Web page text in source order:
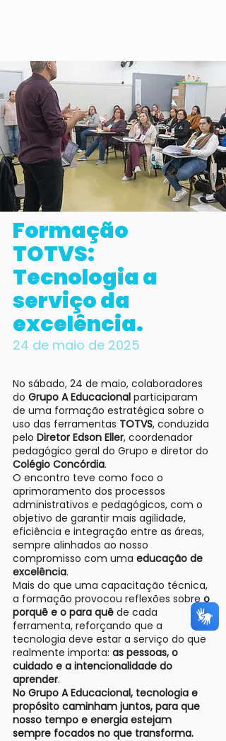
Formação
TOTVS:
Tecnologia a
serviço da
excelência.
24 de maio de 2025
No sábado, 24 de maio, colaboradores
do Grupo A Educacional participaram
de uma formação estratégica sobre o
uso das ferramentas TOTVS, conduzida
pelo Diretor Edson Eller, coordenador
pedagógico geral do Grupo e diretor do
Colégio Concórdia.
O encontro teve como foco o
aprimoramento dos processos
administrativos e pedagógicos, com o
objetivo de garantir mais agilidade,
eficiência e integração entre as áreas,
sempre alinhados ao nosso
compromisso com uma educação de
excelência.
Mais do que uma capacitação técnica,
a formação provocou reflexões sobreo
porquê e o para quê de cada
ferramenta, reforçando que a
tecnologia deve estar a serviço do que
realmente importa: as pessoas, o
cuidado e a intencionalidade do
aprender.
No Grupo A Educacional, tecnologia e
propósito caminham juntos, para que
nosso tempo e energia estejam
sempre focados no que transforma.